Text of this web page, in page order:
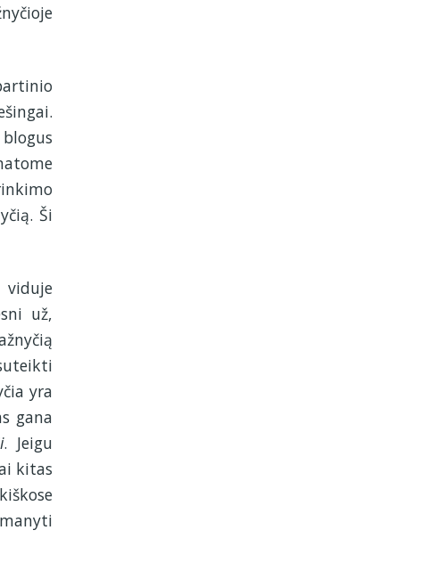
Ši
viduje
už,
yra
gana
. Jeigu
kitas